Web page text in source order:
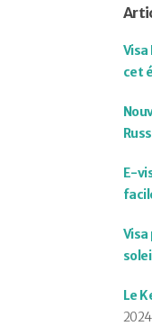
cet
E-
Visa
Le
2024